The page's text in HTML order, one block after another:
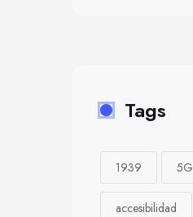
Tags
1939 5G
accesibilidad